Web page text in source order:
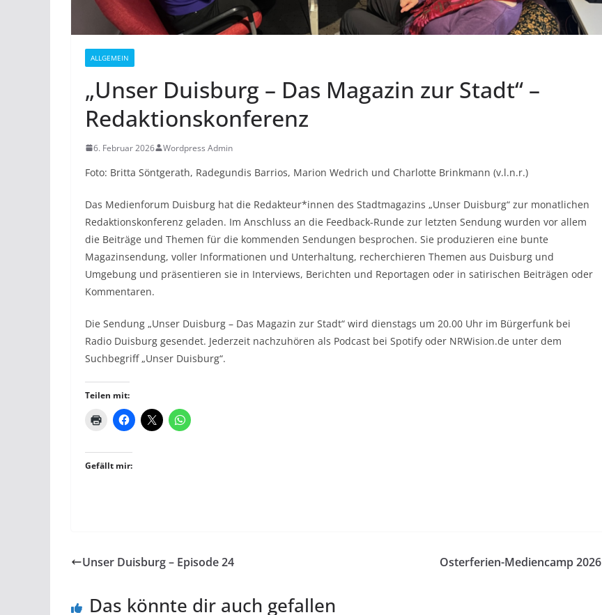
ALLGEMEIN
„Unser Duisburg – Das Magazin zur Stadt“ –
Redaktionskonferenz
6. Februar 2026 Wordpress Admin
Foto: Britta Söntgerath, Radegundis Barrios, Marion Wedrich und Charlotte Brinkmann (v.l.n.r.)
Das Medienforum Duisburg hat die Redakteur*innen des Stadtmagazins „Unser Duisburg“ zur monatlichen
Redaktionskonferenz geladen. Im Anschluss an die Feedback-Runde zur letzten Sendung wurden vor allem
die Beiträge und Themen für die kommenden Sendungen besprochen. Sie produzieren eine bunte
Magazinsendung, voller Informationen und Unterhaltung, recherchieren Themen aus Duisburg und
Umgebung und präsentieren sie in Interviews, Berichten und Reportagen oder in satirischen Beiträgen oder
Kommentaren.
Die Sendung „Unser Duisburg – Das Magazin zur Stadt“ wird dienstags um 20.00 Uhr im Bürgerfunk bei
Radio Duisburg gesendet. Jederzeit nachzuhören als Podcast bei Spotify oder NRWision.de unter dem
Suchbegriff „Unser Duisburg“.
Teilen mit:
Gefällt mir:
Unser Duisburg – Episode 24 Osterferien-Mediencamp 2026
Das könnte dir auch gefallen